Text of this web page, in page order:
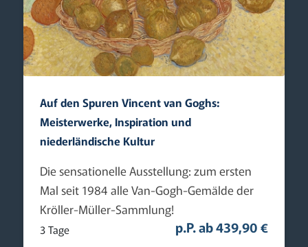
Auf den Spuren Vincent van Goghs:
Meisterwerke, Inspiration und
niederländische Kultur
Die sensationelle Ausstellung: zum ersten
Mal seit 1984 alle Van-Gogh-Gemälde der
Kröller-Müller-Sammlung!
3 Tage
p.P. ab 439,90 €